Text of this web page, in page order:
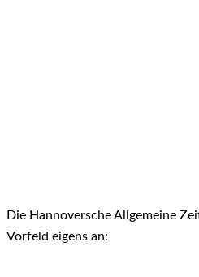
Die Hannoversche Allgemeine
Vorfeld eigens an: